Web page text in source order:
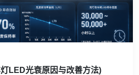
LED光衰原因与改善方法)